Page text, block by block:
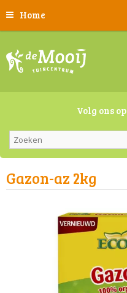
Home
Volg ons op
Gazon-az 2kg